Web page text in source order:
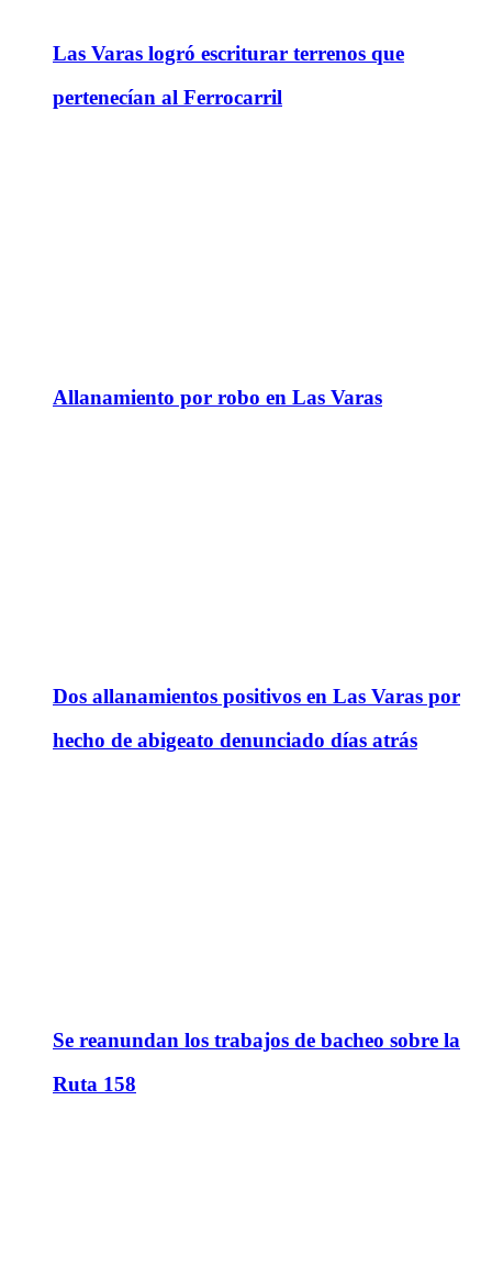
Las Varas logró escriturar terrenos que
pertenecían al Ferrocarril
Allanamiento por robo en Las Varas
Dos allanamientos positivos en Las Varas por
hecho de abigeato denunciado días atrás
Se reanundan los trabajos de bacheo sobre la
Ruta 158